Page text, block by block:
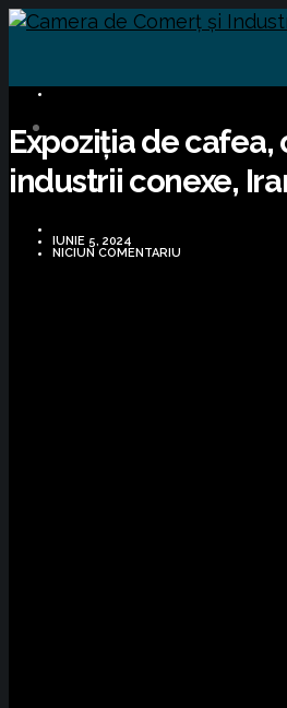
Expoziția de cafea,
industrii conexe,
IUNIE 5, 2024
NICIUN COMENTARIU